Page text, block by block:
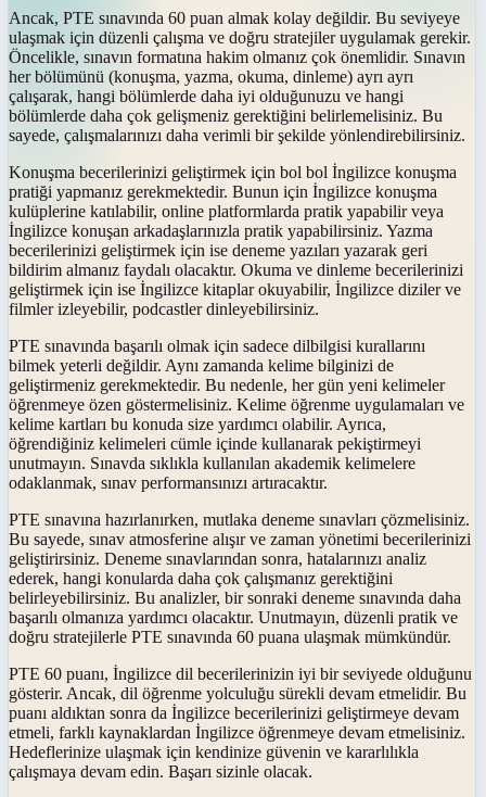
Ancak, PTE sınavında 60 puan almak kolay değildir. Bu seviyeye
ulaşmak için düzenli çalışma ve doğru stratejiler uygulamak gerekir.
Öncelikle, sınavın formatına hakim olmanız çok önemlidir. Sınavın
her bölümünü (konuşma, yazma, okuma, dinleme) ayrı ayrı
çalışarak, hangi bölümlerde daha iyi olduğunuzu ve hangi
bölümlerde daha çok gelişmeniz gerektiğini belirlemelisiniz. Bu
sayede, çalışmalarınızı daha verimli bir şekilde yönlendirebilirsiniz.
Konuşma becerilerinizi geliştirmek için bol bol İngilizce konuşma
pratiği yapmanız gerekmektedir. Bunun için İngilizce konuşma
kulüplerine katılabilir, online platformlarda pratik yapabilir veya
İngilizce konuşan arkadaşlarınızla pratik yapabilirsiniz. Yazma
becerilerinizi geliştirmek için ise deneme yazıları yazarak geri
bildirim almanız faydalı olacaktır. Okuma ve dinleme becerilerinizi
geliştirmek için ise İngilizce kitaplar okuyabilir, İngilizce diziler ve
filmler izleyebilir, podcastler dinleyebilirsiniz.
PTE sınavında başarılı olmak için sadece dilbilgisi kurallarını
bilmek yeterli değildir. Aynı zamanda kelime bilginizi de
geliştirmeniz gerekmektedir. Bu nedenle, her gün yeni kelimeler
öğrenmeye özen göstermelisiniz. Kelime öğrenme uygulamaları ve
kelime kartları bu konuda size yardımcı olabilir. Ayrıca,
öğrendiğiniz kelimeleri cümle içinde kullanarak pekiştirmeyi
unutmayın. Sınavda sıklıkla kullanılan akademik kelimelere
odaklanmak, sınav performansınızı artıracaktır.
PTE sınavına hazırlanırken, mutlaka deneme sınavları çözmelisiniz.
Bu sayede, sınav atmosferine alışır ve zaman yönetimi becerilerinizi
geliştirirsiniz. Deneme sınavlarından sonra, hatalarınızı analiz
ederek, hangi konularda daha çok çalışmanız gerektiğini
belirleyebilirsiniz. Bu analizler, bir sonraki deneme sınavında daha
başarılı olmanıza yardımcı olacaktır. Unutmayın, düzenli pratik ve
doğru stratejilerle PTE sınavında 60 puana ulaşmak mümkündür.
PTE 60 puanı, İngilizce dil becerilerinizin iyi bir seviyede olduğunu
gösterir. Ancak, dil öğrenme yolculuğu sürekli devam etmelidir. Bu
puanı aldıktan sonra da İngilizce becerilerinizi geliştirmeye devam
etmeli, farklı kaynaklardan İngilizce öğrenmeye devam etmelisiniz.
Hedeflerinize ulaşmak için kendinize güvenin ve kararlılıkla
çalışmaya devam edin. Başarı sizinle olacak.